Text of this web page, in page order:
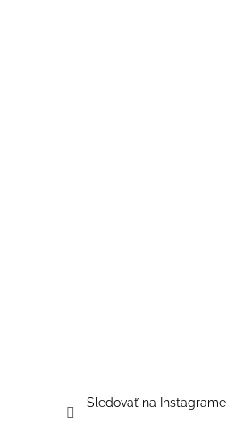
Sledovať na Instagrame